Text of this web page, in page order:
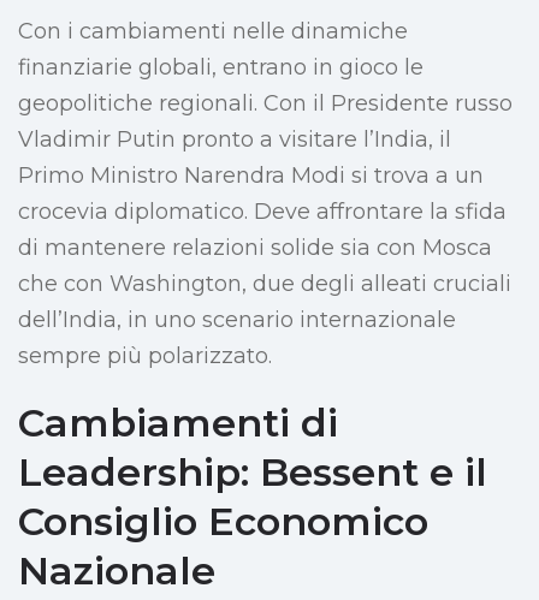
Con i cambiamenti nelle dinamiche
finanziarie globali, entrano in gioco le
geopolitiche regionali. Con il Presidente russo
Vladimir Putin pronto a visitare l’India, il
Primo Ministro Narendra Modi si trova a un
crocevia diplomatico. Deve affrontare la sfida
di mantenere relazioni solide sia con Mosca
che con Washington, due degli alleati cruciali
dell’India, in uno scenario internazionale
sempre più polarizzato.
Cambiamenti di
Leadership: Bessent e il
Consiglio Economico
Nazionale